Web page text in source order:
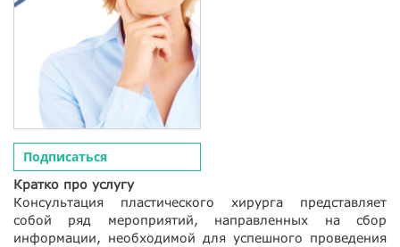
Подписаться
Кратко про услугу
Консультация пластического хирурга представляет
собой ряд мероприятий, направленных на сбор
информации, необходимой для успешного проведения